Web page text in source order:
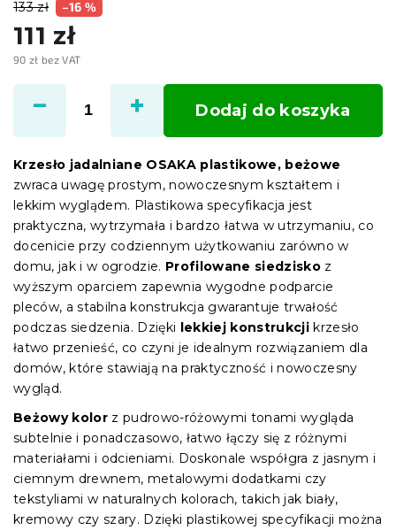
133 zł –16 %
111 zł
90 zł bez VAT
jednostkowa:
Dodaj do koszyka
Krzesło jadalniane OSAKA plastikowe, beżowe
zwraca uwagę prostym, nowoczesnym kształtem i
lekkim wyglądem. Plastikowa specyfikacja jest
praktyczna, wytrzymała i bardzo łatwa w utrzymaniu, co
docenicie przy codziennym użytkowaniu zarówno w
domu, jak i w ogrodzie. Profilowane siedzisko z
wyższym oparciem zapewnia wygodne podparcie
pleców, a stabilna konstrukcja gwarantuje trwałość
podczas siedzenia. Dzięki lekkiej konstrukcji krzesło
łatwo przenieść, co czyni je idealnym rozwiązaniem dla
domów, które stawiają na praktyczność i nowoczesny
wygląd.
Beżowy kolor z pudrowo-różowymi tonami wygląda
subtelnie i ponadczasowo, łatwo łączy się z różnymi
materiałami i odcieniami. Doskonale współgra z jasnym i
ciemnym drewnem, metalowymi dodatkami czy
tekstyliami w naturalnych kolorach, takich jak biały,
kremowy czy szary. Dzięki plastikowej specyfikacji można